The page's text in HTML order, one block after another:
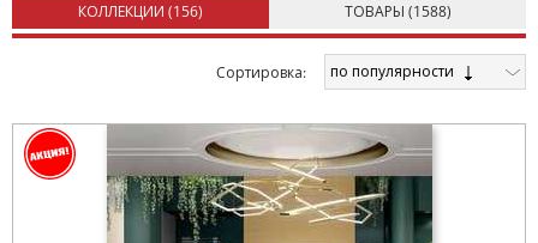
КОЛЛЕКЦИИ (156) ТОВАРЫ (1588)
Cортировка: по популярности